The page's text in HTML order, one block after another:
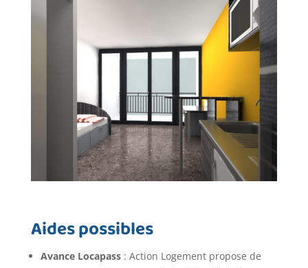
Aides possibles
Avance Locapass: Action Logement propose de